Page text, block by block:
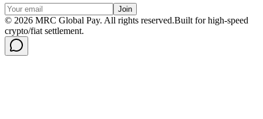
Join
© 2026 MRC Global Pay. All rights reserved.Built for high-speed
crypto/fiat settlement.